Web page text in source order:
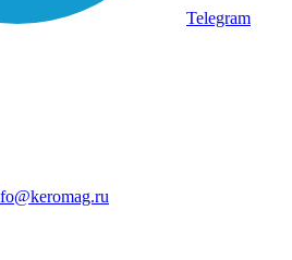
Telegram